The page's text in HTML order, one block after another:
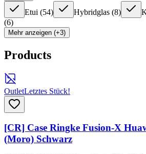
Etui (54) Hybridglas (8)
(6)
Mehr anzeigen (+3)
Products
OutletLetztes Stück!
[CR] Case Ringke Fusion-X
(Moro) Schwarz